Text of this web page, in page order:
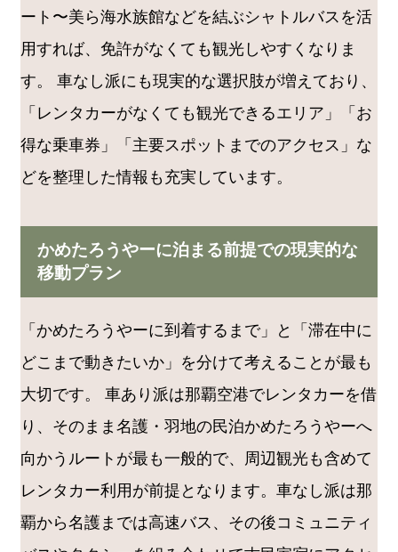
ート〜美ら海水族館などを結ぶシャトルバスを活
用すれば、免許がなくても観光しやすくなりま
す。 車なし派にも現実的な選択肢が増えており、
「レンタカーがなくても観光できるエリア」「お
得な乗車券」「主要スポットまでのアクセス」な
どを整理した情報も充実しています。
かめたろうやーに泊まる前提での現実的な
移動プラン
「かめたろうやーに到着するまで」と「滞在中に
どこまで動きたいか」を分けて考えることが最も
大切です。 車あり派は那覇空港でレンタカーを借
り、そのまま名護・羽地の民泊かめたろうやーへ
向かうルートが最も一般的で、周辺観光も含めて
レンタカー利用が前提となります。車なし派は那
覇から名護までは高速バス、その後コミュニティ